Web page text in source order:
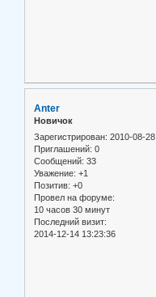
Anter
Новичок
Зарегистрирован: 2010-08-28
Приглашений: 0
Сообщений: 33
Уважение: +1
Позитив: +0
Провел на форуме:
10 часов 30 минут
Последний визит:
2014-12-14 13:23:36